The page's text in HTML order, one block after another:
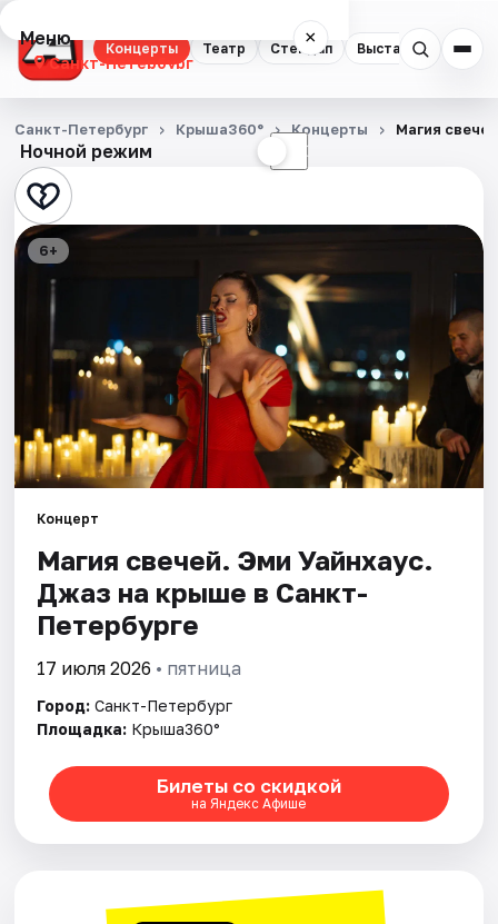
Концерты Театр Стендап Выставки
Меню ×
Санкт-Петербург
Концерты
Театр
Стендап
Выставки
Квесты
Экскурсии
Спорт
События
Города
Площадки
Артисты
Рейтинги
Ночной режим ☾
Санкт-Петербург Крыша360° Концерты Магия
6+
Концерт
Магия свечей. Эми Уайнхаус.
Джаз на крыше в Санкт-
Петербурге
17 июля 2026 • пятница
Город: Санкт-Петербург
Площадка: Крыша360°
Билеты со скидкой
на Яндекс Афише